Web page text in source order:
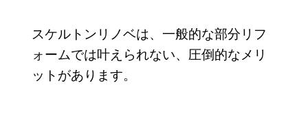
スケルトンリノベは、一般的な部分リフ
ォームでは叶えられない、圧倒的なメリ
ットがあります。